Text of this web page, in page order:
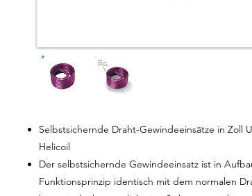
Selbstsichernde Draht-Gewindeeinsätze in Zoll
Helicoil
Der selbstsichernde Gewindeeinsatz ist in
Funktionsprinzip identisch mit dem normalen